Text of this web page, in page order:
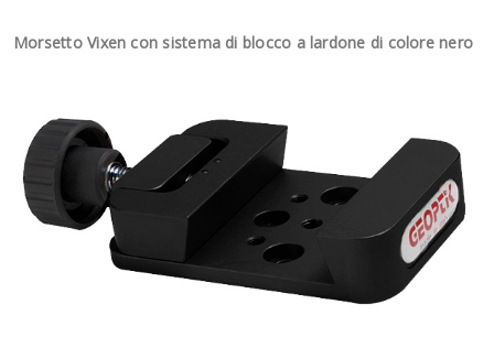
Morsetto Vixen con sistema di blocco a lardone di colore nero